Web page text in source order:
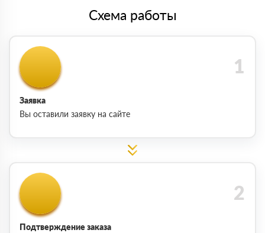
Схема работы
Заявка
Вы оставили заявку на сайте
Подтверждение заказа